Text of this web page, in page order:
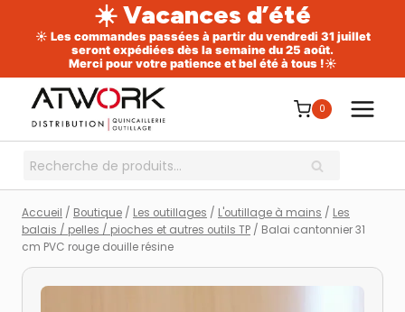
☀️ Vacances d’été
☀️ Les commandes passées à partir du vendredi 31 juillet
seront expédiées dès la semaine du 25 août.
Merci pour votre patience et bel été à tous !☀️
contenu
0
Recherche
RECHERCHE
Accueil / Boutique / Les outillages / L'outillage à mains / Les
balais / pelles / pioches et autres outils TP / Balai cantonnier 31
cm PVC rouge douille résine